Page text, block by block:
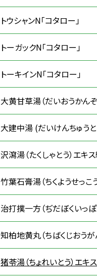
トウシャンN「コタロー」
トーガックN「コタロー」
トーキインN「コタロー」
大黄甘草湯（だいおうかん
大建中湯 (だいけんちゅう
沢瀉湯（たくしゃとう）エキ
竹葉石膏湯（ちくようせっこ
治打撲一方（ぢだぼくいっぽ
知柏地黄丸（ちばくじおうが
猪苓湯（ちょれいとう）エキ